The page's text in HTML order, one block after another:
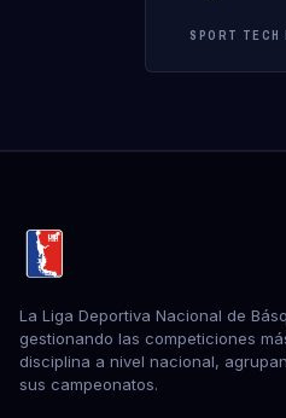
SPORT TECH
La Liga Deportiva Nacional de
gestionando las competiciones
disciplina a nivel nacional,
sus campeonatos.